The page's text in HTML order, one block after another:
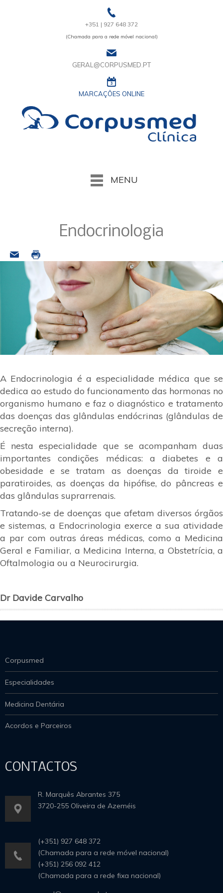
+351 | 927 648 372
(Chamada para a rede móvel nacional)
GERAL@CORPUSMED.PT
MARCAÇÔES ONLINE
MENU
Endocrinologia
A Endocrinologia é a especialidade médica que se
dedica ao estudo do funcionamento das hormonas no
organismo humano e faz o diagnóstico e tratamento
das doenças das glândulas endócrinas (glândulas de
secreção interna).
É nesta especialidade que se acompanham duas
importantes condições médicas: a diabetes e a
obesidade e se tratam as doenças da tiroide e
paratiroides, as doenças da hipófise, do pâncreas e
das glândulas suprarrenais.
Tratando-se de doenças que afetam diversos órgãos
e sistemas, a Endocrinologia exerce a sua atividade
a par com outras áreas médicas, como a Medicina
Geral e Familiar, a Medicina Interna, a Obstetrícia, a
Oftalmologia ou a Neurocirurgia.
Dr Davide Carvalho
Corpusmed
Especialidades
Medicina Dentária
Acordos e Parceiros
CONTACTOS
R. Marquês Abrantes 375
3720-255 Oliveira de Azeméis
(+351) 927 648 372
(Chamada para a rede móvel nacional)
(+351) 256 092 412
(Chamada para a rede fixa nacional)